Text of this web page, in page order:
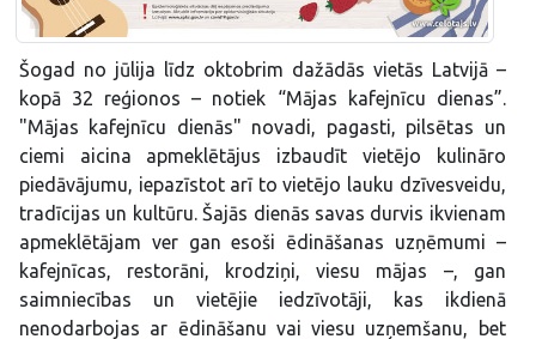
Šogad no jūlija līdz oktobrim dažādās vietās Latvijā –
kopā 32 reģionos – notiek “Mājas kafejnīcu dienas”.
"Mājas kafejnīcu dienās" novadi, pagasti, pilsētas un
ciemi aicina apmeklētājus izbaudīt vietējo kulināro
piedāvājumu, iepazīstot arī to vietējo lauku dzīvesveidu,
tradīcijas un kultūru. Šajās dienās savas durvis ikvienam
apmeklētājam ver gan esoši ēdināšanas uzņēmumi –
kafejnīcas, restorāni, krodziņi, viesu mājas –, gan
saimniecības un vietējie iedzīvotāji, kas ikdienā
nenodarbojas ar ēdināšanu vai viesu uzņemšanu, bet